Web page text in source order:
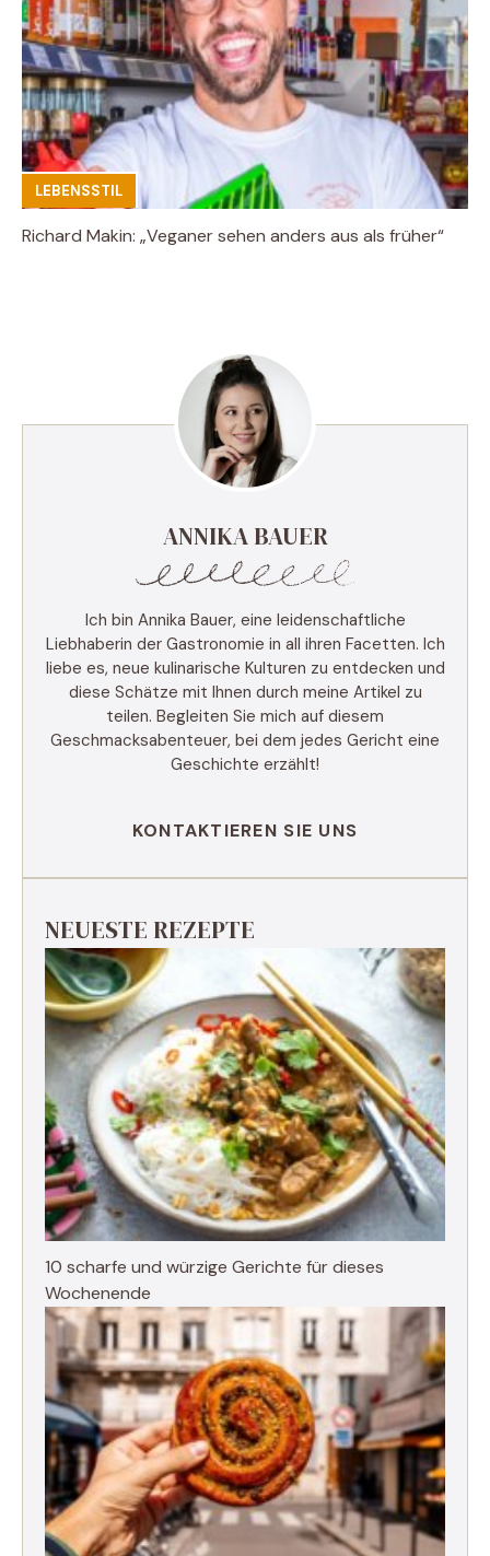
LEBENSSTIL
Richard Makin: „Veganer sehen anders aus als früher“
ANNIKA BAUER
Ich bin Annika Bauer, eine leidenschaftliche
Liebhaberin der Gastronomie in all ihren Facetten. Ich
liebe es, neue kulinarische Kulturen zu entdecken und
diese Schätze mit Ihnen durch meine Artikel zu
teilen. Begleiten Sie mich auf diesem
Geschmacksabenteuer, bei dem jedes Gericht eine
Geschichte erzählt!
KONTAKTIEREN SIE UNS
NEUESTE REZEPTE
10 scharfe und würzige Gerichte für dieses
Wochenende